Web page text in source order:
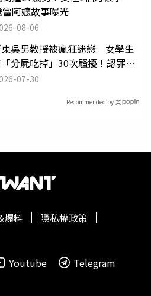
阿嬤故事曝光
08-06
吳男教授被瘋狂迷戀 女學生
分屍吃掉」30次騷擾！認罪免
07-30
Recommended by
爆料
隱私權政策
Youtube Telegram